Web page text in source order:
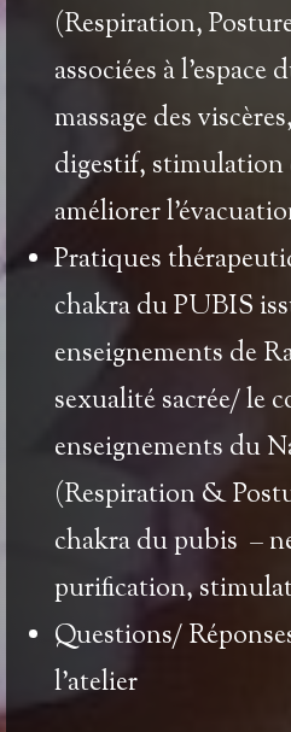
(Respiration,
associées à
massage des
digestif, stimulation
améliorer
Pratiques
chakra du PUBIS
enseignements de
sexualité sacrée/ le
enseignements du
(Respiration &
chakra du pubis –
purification,
Questions/
l’atelier